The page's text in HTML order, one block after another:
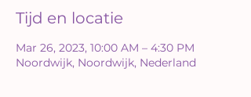
Tijd en locatie
Mar 26, 2023, 10:00 AM – 4:30 PM
Noordwijk, Noordwijk, Nederland